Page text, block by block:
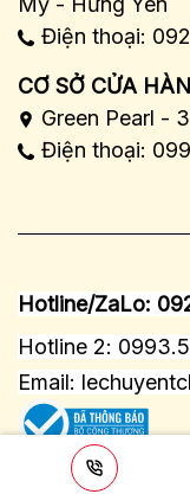
Điện thoại:
CƠ SỞ CỬA
Green Pearl -
Điện thoại:
Hotline/ZaLo:
Hotline 2:
Email: